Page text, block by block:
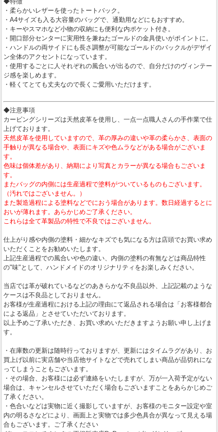
・柔らかいレザーを使ったトートバック。
・A4サイズも入る大容量のバッグで、通勤用などにもおすすめ。
・キーやスマホなど小物の収納にも便利な内ポケット付き。
・開口部分センターに実用性を兼ねたゴールドの金具使いがポイントに。
・ハンドルの両サイドにも長さ調整が可能なゴールドのバックルがデザイ
ン全体のアクセントになっています。
・使用するごとに人それぞれの風合いが出るので、自分だけのヴィンテー
ジ感を楽しめます。
・軽くてとても丈夫なので長くご愛用いただけます。
◆注意事項
カービングシリーズは天然皮革を使用し、一点一点職人さんの手作業で仕
上げております。
天然皮革を使用していますので、革の厚みの違いや革の柔らかさ、表面の
手触りが異なる場合や、表面にキズや色ムラなどがある場合がございま
す。
色味は個体差があり、納期により写真とカラーが異なる場合もございま
す。
またバッグの内側には生産過程で塗料がついているものもございます。
（汚れではございません。）
また製造過程による塗料などでにおう場合があります。数日経過するとに
おいが薄れます。あらかじめご了承ください。
これらは全て革製品の特性で不良ではございません。
仕上がり感や内側の塗料・細かなキズでも気になる方は店頭でお買い求め
いただくことをお勧めいたします。
上記生産過程での風合いや色の違い、内側の塗料の有無などは商品特性
の"味"として、ハンドメイドのオリジナリティをお楽しみください。
当店では革が破れているなどのあきらかな不良品以外、上記記載のような
ケースは不良品としておりません。
お客様が生産過程における上記の理由にて返品される場合は「お客様都合
による返品」とさせていただいております。
以上予めご了承いただき、お買い求めいただきますようお願い申し上げま
す。
・在庫数の更新は随時行っておりますが、更新にはタイムラグがあり、お
買上げ以前に実店舗や当店他サイトなどで売れてしまい商品が品切れにな
ってしまうこともございます。
・その場合、お客様には必ず連絡をいたしますが、万が一入荷予定がない
場合は、キャンセルさせていただく場合もございますことをあらかじめご
了承ください。
・色合いなどは実物に近く撮影していますが、お客様のモニター設定や室
内の明るさなどにより、画面上と実物では多少色具合が異なって見える場
合もございます。ご了承ください